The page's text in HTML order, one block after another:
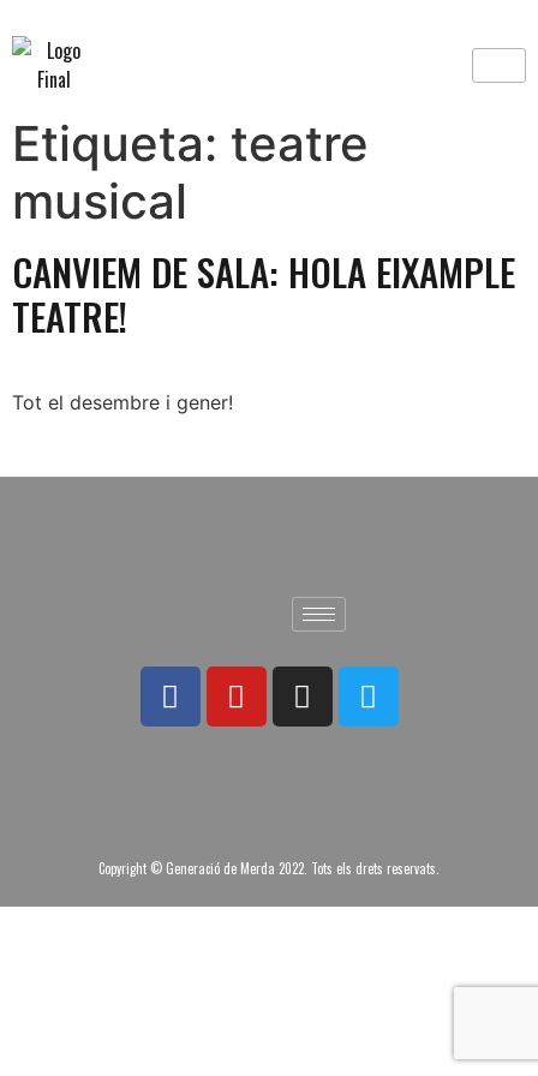
Etiqueta: teatre
musical
CANVIEM DE SALA: HOLA EIXAMPLE
TEATRE!
Tot el desembre i gener!
Copyright © Generació de Merda 2022. Tots els drets reservats.